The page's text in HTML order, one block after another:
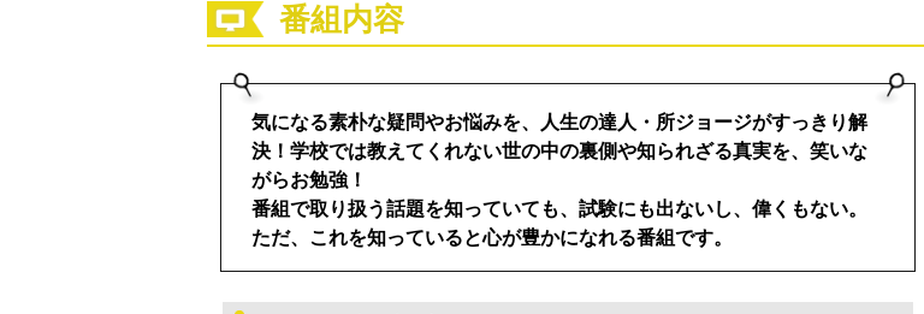
番組内容
気になる素朴な疑問やお悩みを、人生の達人・所ジョージがすっきり解
決！学校では教えてくれない世の中の裏側や知られざる真実を、笑いな
がらお勉強！
番組で取り扱う話題を知っていても、試験にも出ないし、偉くもない。
ただ、これを知っていると心が豊かになれる番組です。
『特別展「氷河期展 〜
界〜」』
2026年11月28日（土）
（土）・11日（日）